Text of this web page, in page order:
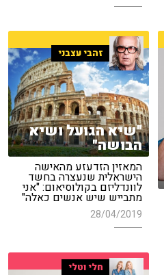
זהבי עצבני
"שיא הגועל ושיא
הבושה"
המאזין הזדעזע מהאישה
הישראלית שנעצרה בחשד
לוונדליזם בקולוסיאום: "אני
מתבייש שיש אנשים כאלה"
28/04/2019
חלי וטלי